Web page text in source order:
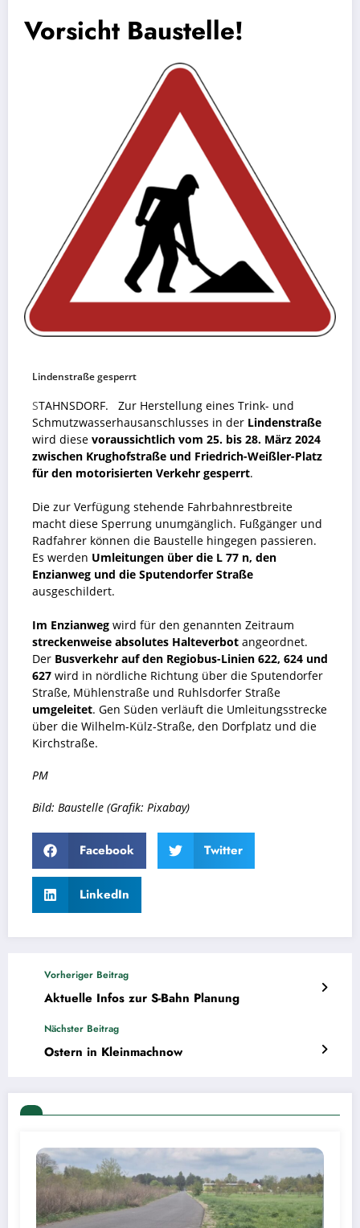
Vorsicht Baustelle!
Lindenstraße gesperrt
STAHNSDORF. Zur Herstellung eines Trink- und
Schmutzwasserhausanschlusses in der Lindenstraße
wird diese voraussichtlich vom 25. bis 28. März 2024
zwischen Krughofstraße und Friedrich-Weißler-Platz
für den motorisierten Verkehr gesperrt.
Die zur Verfügung stehende Fahrbahnrestbreite
macht diese Sperrung unumgänglich. Fußgänger und
Radfahrer können die Baustelle hingegen passieren.
Es werden Umleitungen über die L 77 n, den
Enzianweg und die Sputendorfer Straße
ausgeschildert.
Im Enzianweg wird für den genannten Zeitraum
streckenweise absolutes Halteverbot angeordnet.
Der Busverkehr auf den Regiobus-Linien 622, 624 und
627 wird in nördliche Richtung über die Sputendorfer
Straße, Mühlenstraße und Ruhlsdorfer Straße
umgeleitet. Gen Süden verläuft die Umleitungsstrecke
über die Wilhelm-Külz-Straße, den Dorfplatz und die
Kirchstraße.
PM
Bild: Baustelle (Grafik: Pixabay)
Facebook Twitter
LinkedIn
Vorheriger Beitrag
Aktuelle Infos zur S-Bahn Planung
Nächster Beitrag
Ostern in Kleinmachnow